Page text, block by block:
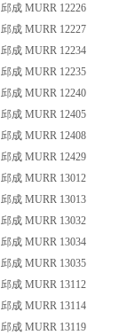
邱成 MURR 12226
邱成 MURR 12227
邱成 MURR 12234
邱成 MURR 12235
邱成 MURR 12240
邱成 MURR 12405
邱成 MURR 12408
邱成 MURR 12429
邱成 MURR 13012
邱成 MURR 13013
邱成 MURR 13032
邱成 MURR 13034
邱成 MURR 13035
邱成 MURR 13112
邱成 MURR 13114
邱成 MURR 13119